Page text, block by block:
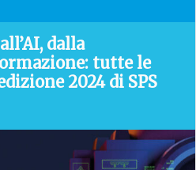
dalla
tutte le
2024 di SPS